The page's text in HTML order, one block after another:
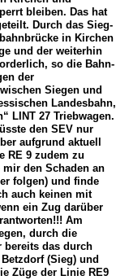
bleiben. Das hat
Durch das Sieg-
in Kirchen
und der weiterhin
so die Bahn-
der
Siegen und
Landesbahn,
LINT 27 Triebwagen.
den SEV nur
aufgrund aktuell
RE 9 zudem zu
mir den Schaden an
folgen) und finde
auch keinen mit
ein Zug darüber
Am
durch die
bereits das durch
(Sieg) und
Züge der Linie RE9